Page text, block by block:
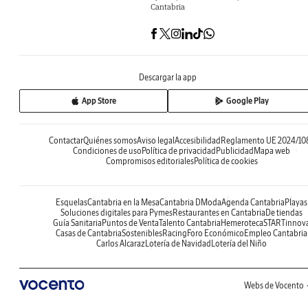
Cantabria
Descargar la app
App Store Google Play
ContactarQuiénes somosAviso legalAccesibilidadReglamento UE 2024/
Condiciones de usoPolítica de privacidadPublicidadMapa web
Compromisos editorialesPolítica de cookies
EsquelasCantabria en la MesaCantabria DModaAgenda CantabriaPlayas
Soluciones digitales para PymesRestaurantes en CantabriaDe tiendas
Guía SanitariaPuntos de VentaTalento CantabriaHemeroteca
Casas de CantabriaSosteniblesRacingForo EconómicoEmpleo Cantabria
Carlos AlcarazLotería de NavidadLotería del Niño
Webs de Vocento